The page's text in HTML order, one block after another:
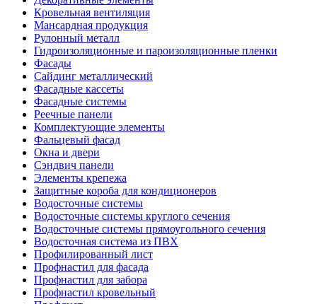
Кровельная вентиляция
Мансардная продукция
Рулонный металл
Гидроизоляционные и пароизоляционные пленки
Фасады
Сайдинг металлический
Фасадные кассеты
Фасадные системы
Реечные панели
Комплектующие элементы
Фальцевый фасад
Окна и двери
Сэндвич панели
Элементы крепежа
Защитные короба для кондиционеров
Водосточные системы
Водосточные системы круглого сечения
Водосточные системы прямоугольного сечения
Водосточная система из ПВХ
Профилированный лист
Профнастил для фасада
Профнастил для забора
Профнастил кровельный